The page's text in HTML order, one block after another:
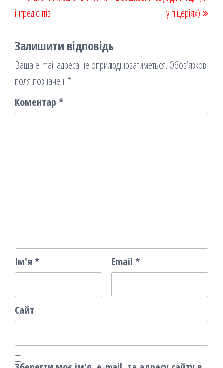
запис
інгредієнтів
у піцеріях)
Залишити відповідь
Ваша e-mail адреса не оприлюднюватиметься. Обов’язкові
поля позначені *
Коментар *
Ім'я * Email *
Сайт